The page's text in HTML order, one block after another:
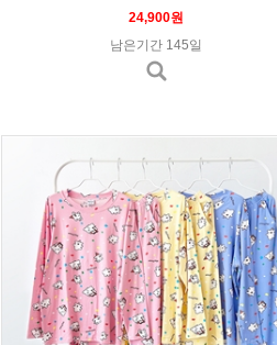
24,900원
남은기간 145일